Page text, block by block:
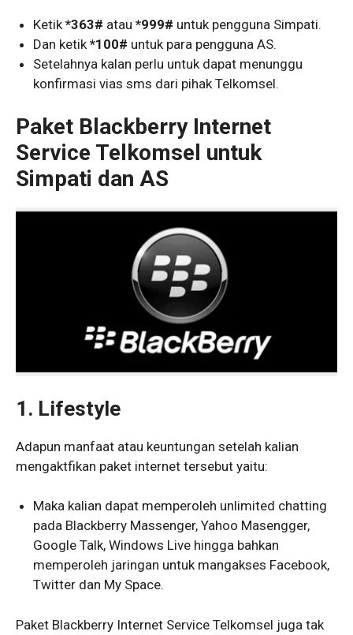
Ketik*363# atau*999# untuk pengguna Simpati.
Dan ketik*100# untuk para pengguna AS.
Setelahnya kalan perlu untuk dapat menunggu
konfirmasi vias sms dari pihak Telkomsel.
Paket Blackberry Internet
Service Telkomsel untuk
Simpati dan AS
1. Lifestyle
Adapun manfaat atau keuntungan setelah kalian
mengaktfikan paket internet tersebut yaitu:
Maka kalian dapat memperoleh unlimited chatting
pada Blackberry Massenger, Yahoo Masengger,
Google Talk, Windows Live hingga bahkan
memperoleh jaringan untuk mangakses Facebook,
Twitter dan My Space.
Paket Blackberry Internet Service Telkomsel juga tak